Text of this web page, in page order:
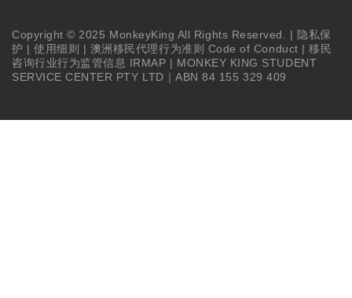
Copyright © 2025 MonkeyKing All Rights Reserved. | 隐私保
护 |使用细则 | 澳洲移民代理行为准则 Code of Conduct |移民
咨询行业行为监管信息 IRMAP | MONKEY KING STUDENT
SERVICE CENTER PTY LTD｜ABN 84 155 329 409